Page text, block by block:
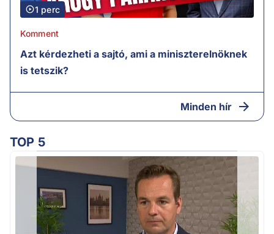
1 perc
Komment
Azt kérdezheti a sajtó, ami a miniszterelnöknek
is tetszik?
Minden hír
TOP 5